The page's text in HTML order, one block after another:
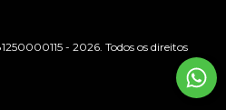
- 2026. Todos os direitos